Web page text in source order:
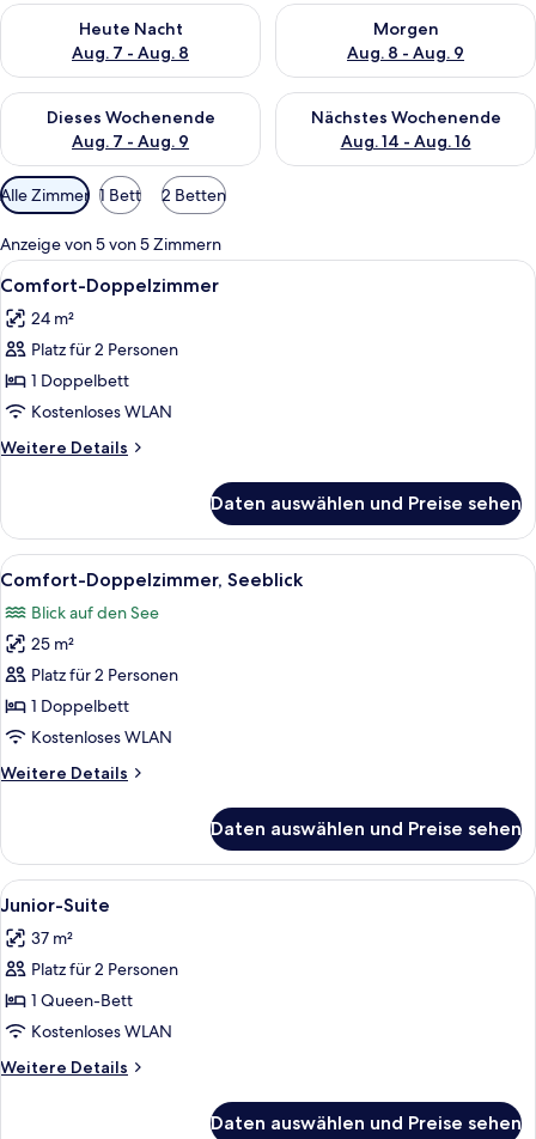
Heute Nacht
Aug. 7 - Aug. 8
Überprüfe die Verfügbarkeit für heute Nacht, Aug. 7 - Aug. 8.
Morgen
Aug. 8 - Aug. 9
Überprüfe die Verfügbarkeit
Dieses Wochenende
Aug. 7 - Aug. 9
Überprüfe die Verfügbarkeit für dieses Wochenende, Aug. 7
Nächstes Wochenende
Aug. 14 - Aug. 16
Überprüfe die Verfügbarkeit
Verfügbare
Filter
für
Zimmer
Alle Zimmer 1 Bett 2 Betten
Anzeige von 5 von 5 Zimmern
Alle
Fotos
für
Comfort-
Doppelzimmer
anzeigen
Minibar, Zimmersafe, Bügeleisen/
5
Comfort-Doppelzimmer
24 m²
Platz für 2 Personen
1 Doppelbett
Kostenloses WLAN
Weitere Details
Weitere
Doppelzimmer
Daten auswählen und Preise sehen
Alle
Fotos
für
Comfort-
Doppelzimmer,
Seeblick
anzeigen
Minibar, Zimmersafe, Bügeleisen/
5
Comfort-Doppelzimmer, Seeblick
Blick auf den See
25 m²
Platz für 2 Personen
1 Doppelbett
Kostenloses WLAN
Weitere Details
Weitere
Doppelzimmer,
Seeblick
Daten auswählen und Preise sehen
Alle
Fotos
für
Junior-
Suite
anzeigen
Minibar, Zimmersafe, Bügeleisen/
7
Junior-Suite
37 m²
Platz für 2 Personen
1 Queen-Bett
Kostenloses WLAN
Weitere Details
Weitere
Daten auswählen und Preise sehen